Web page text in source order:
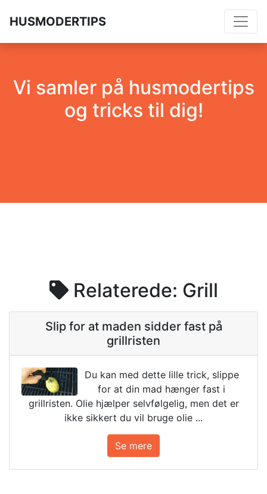
HUSMODERTIPS
Vi samler på husmodertips
og tricks til dig!
Relaterede: Grill
Slip for at maden sidder fast på
grillristen
Du kan med dette lille trick, slippe
for at din mad hænger fast i
grillristen. Olie hjælper selvfølgelig, men det er
ikke sikkert du vil bruge olie ...
Se mere